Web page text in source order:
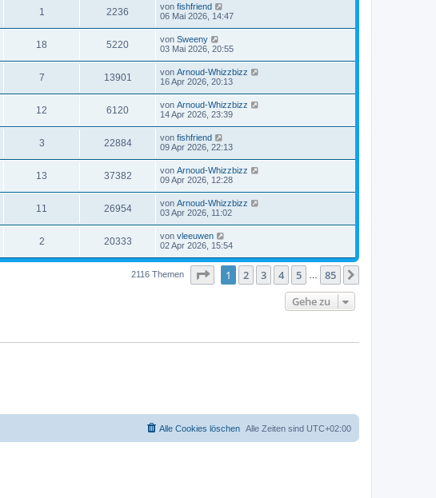
1 2236 von fishfriend
06 Mai 2026, 14:47
18 5220 von Sweeny
03 Mai 2026, 20:55
7 13901 von Arnoud-Whizzbizz
16 Apr 2026, 20:13
12 6120 von Arnoud-Whizzbizz
14 Apr 2026, 23:39
3 22884 von fishfriend
09 Apr 2026, 22:13
13 37382 von Arnoud-Whizzbizz
09 Apr 2026, 12:28
11 26954 von Arnoud-Whizzbizz
03 Apr 2026, 11:02
2 20333 von vleeuwen
02 Apr 2026, 15:54
2116 Themen Seite von85
1 2 3 4 5 85
Gehe zu
Alle Zeiten sind UTC+02:00
Alle Cookies löschen